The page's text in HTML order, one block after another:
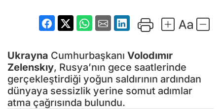
Ukrayna Cumhurbaşkanı Volodımır
Zelenskıy, Rusya’nın gece saatlerinde
gerçekleştirdiği yoğun saldırının ardından
dünyaya sessizlik yerine somut adımlar
atma çağrısında bulundu.